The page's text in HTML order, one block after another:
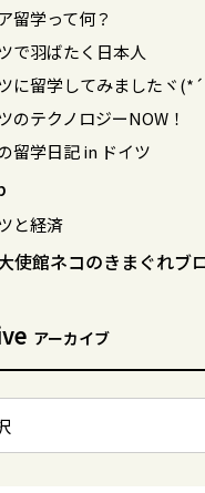
留学って何？
で羽ばたく日本人
に留学してみましたヾ
のテクノロジーNOW！
留学日記 in ドイツ
と経済
使館ネコのきまぐれブ
アーカイブ